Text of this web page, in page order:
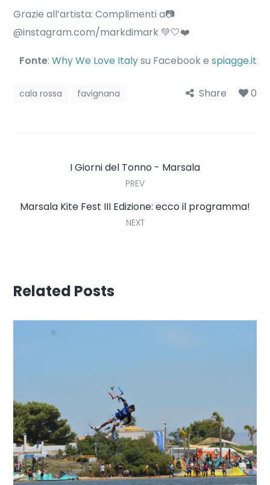
Grazie all’artista: Complimenti a📷
@instagram.com/markdimark 💚🤍❤️
Fonte: Why We Love Italysu Facebook e spiagge.it
cala rossa favignana Share 0
I Giorni del Tonno - Marsala
PREV
Marsala Kite Fest III Edizione: ecco il programma!
NEXT
Related Posts